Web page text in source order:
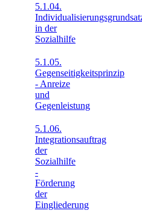
5.1.04.
in der
Sozialhilfe
5.1.05.
Gegenseitigkeitsprinzip
- Anreize
und
Gegenleistung
5.1.06.
Integrationsauftrag
der
Sozialhilfe
-
Förderung
der
Eingliederung